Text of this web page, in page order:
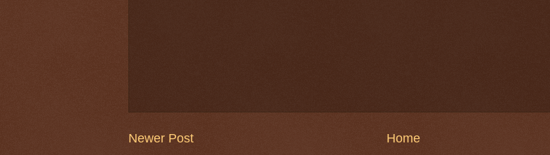
Newer Post Home